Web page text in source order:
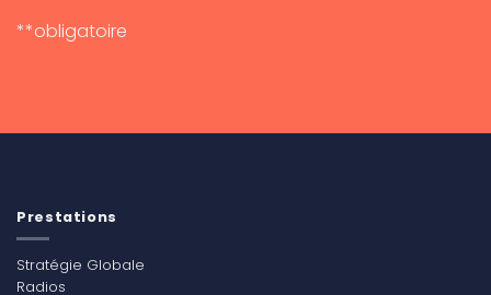
**obligatoire
Prestations
Stratégie Globale
Radios